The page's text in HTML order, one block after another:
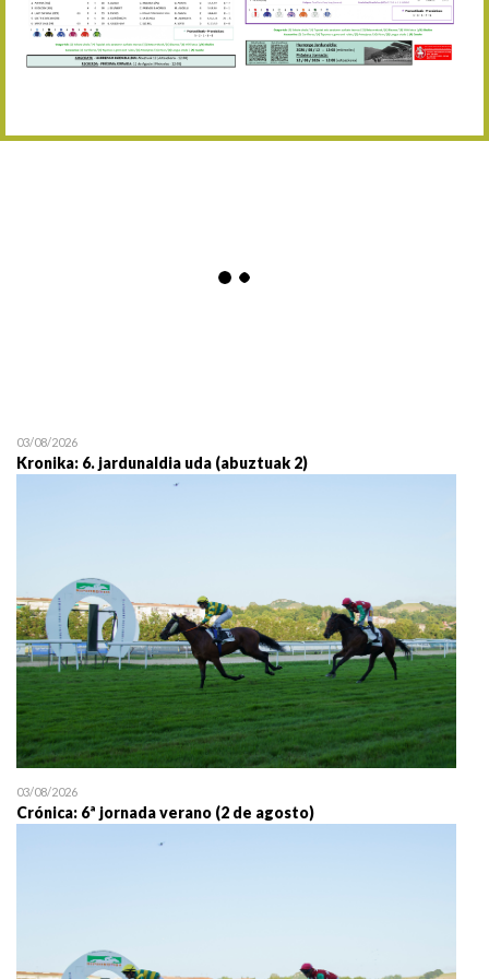
Abuztaren 12a / 12 de
15/08 17:05 Abuztuaren 15a / 15 de
30/08 17:30 Abuztuaren 30a / 30 de
13/09 17:30
19/07 11:30
03/08/2026
Kronika: 6. jardunaldia uda (abuztuak 2)
03/08/2026
Crónica: 6ª jornada verano (2 de agosto)